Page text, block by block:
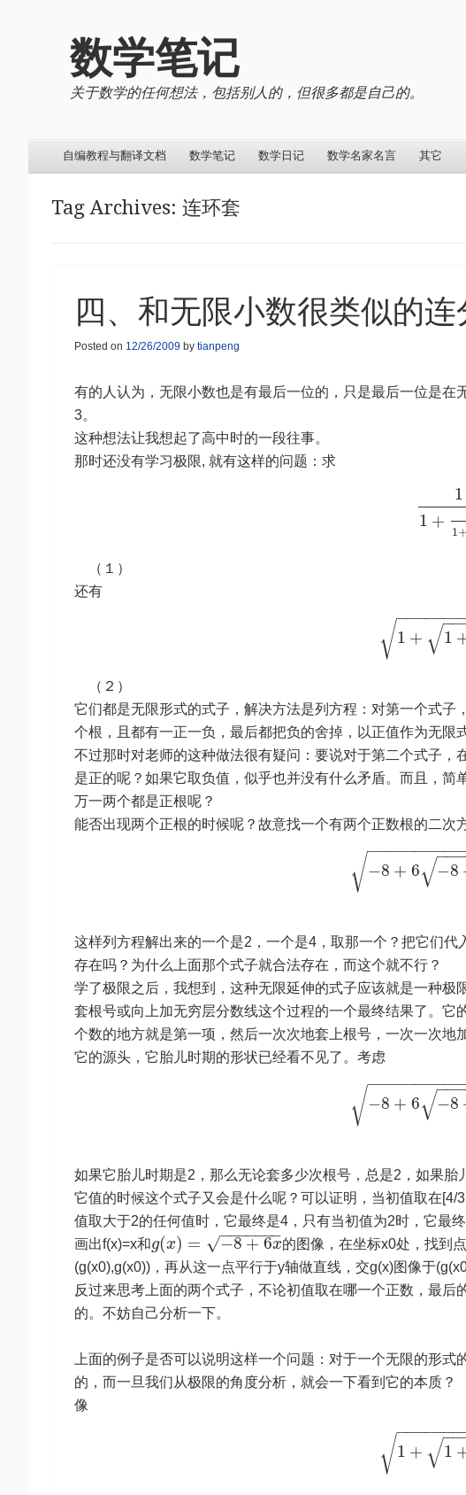
数学笔记
关于数学的任何想法，包括别人的，但很多都是自己的。
Menu
Skip to content
自编教程与翻译文档 数学笔记 数学日记 数学名家名言 其它
Tag Archives: 连环套
四、和无限小数很类似的
Posted on 12/26/2009 by tianpeng
有的人认为，无限小数也是有最后一位的，只是最后一位是
3。
这种想法让我想起了高中时的一段往事。
那时还没有学习极限, 就有这样的问题：求
1
1 +
1+
（１）
还有
1 + 1
−−
√
−−−−−−−
√
（２）
它们都是无限形式的式子，解决方法是列方程：对第一个式子
个根，且都有一正一负，最后都把负的舍掉，以正值作为无限
不过那时对老师的这种做法很有疑问：要说对于第二个式子
是正的呢？如果它取负值，似乎也并没有什么矛盾。而且，简
万一两个都是正根呢？
能否出现两个正根的时候呢？故意找一个有两个正数根的二次
−8 + 6 −8
−−−
√
−−−−−−−−−−
√
这样列方程解出来的一个是2，一个是4，取那一个？把它们
存在吗？为什么上面那个式子就合法存在，而这个就不行？
学了极限之后，我想到，这种无限延伸的式子应该就是一种
套根号或向上加无穷层分数线这个过程的一个最终结果了。
个数的地方就是第一项，然后一次次地套上根号，一次一次地
它的源头，它胎儿时期的形状已经看不见了。考虑
−8 + 6 −8
−−−
√
−−−−−−−−−−
√
如果它胎儿时期是2，那么无论套多少次根号，总是2，如果
它值的时候这个式子又会是什么呢？可以证明，当初值取在
值取大于2的任何值时，它最终是4，只有当初值为2时，它最
画出f(x)=x和g(x) = −8+6x
− −
−−−−−
√
的图像，在坐标x0处，找到
(g(x0),g(x0))，再从这一点平行于y轴做直线，交g(x)图像于
反过来思考上面的两个式子，不论初值取在哪一个正数，最
的。不妨自己分析一下。
上面的例子是否可以说明这样一个问题：对于一个无限的形
的，而一旦我们从极限的角度分析，就会一下看到它的本质？
像
1 + 1
−−
√
−−−−−−−
√